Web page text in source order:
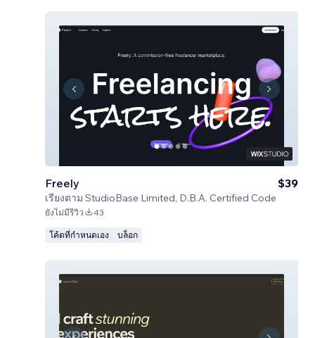
Freely
เรียงตาม StudioBase Limited, D.B.A. Certified Code
$39
ยังไม่มีรีวิว 43
โค้ดที่กำหนดเอง บล็อก